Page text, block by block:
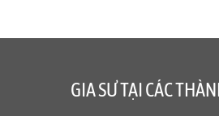
GIA SƯ TẠI CÁC